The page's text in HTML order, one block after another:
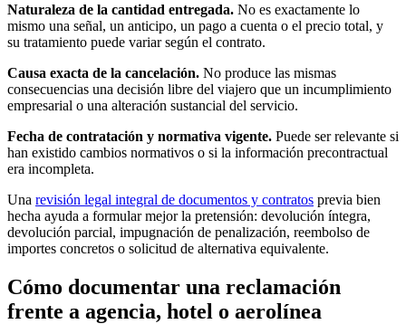
Naturaleza de la cantidad entregada. No es exactamente lo
mismo una señal, un anticipo, un pago a cuenta o el precio total, y
su tratamiento puede variar según el contrato.
Causa exacta de la cancelación. No produce las mismas
consecuencias una decisión libre del viajero que un incumplimiento
empresarial o una alteración sustancial del servicio.
Fecha de contratación y normativa vigente. Puede ser relevante si
han existido cambios normativos o si la información precontractual
era incompleta.
Una revisión legal integral de documentos y contratos previa bien
hecha ayuda a formular mejor la pretensión: devolución íntegra,
devolución parcial, impugnación de penalización, reembolso de
importes concretos o solicitud de alternativa equivalente.
Cómo documentar una reclamación
frente a agencia, hotel o aerolínea